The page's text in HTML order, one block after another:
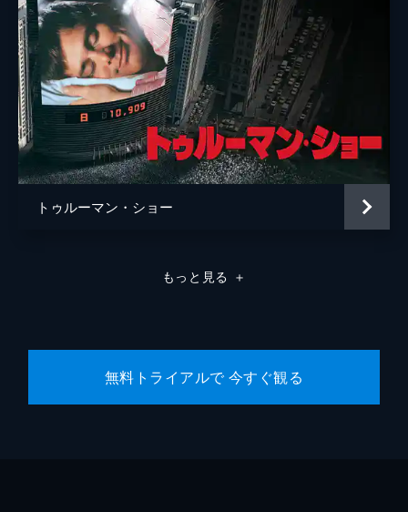
トゥルーマン・ショー
もっと見る ＋
無料トライアルで 今すぐ観る